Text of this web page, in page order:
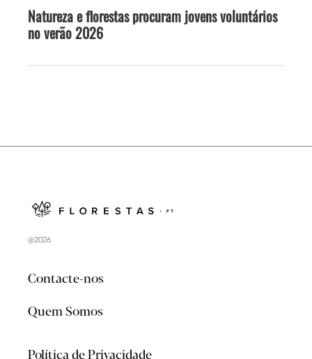
Natureza e florestas procuram jovens voluntários
no verão 2026
@2026
Contacte-nos
Quem Somos
Política de Privacidade